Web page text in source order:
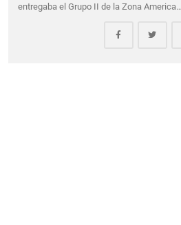
entregaba el Grupo II de la Zona America…